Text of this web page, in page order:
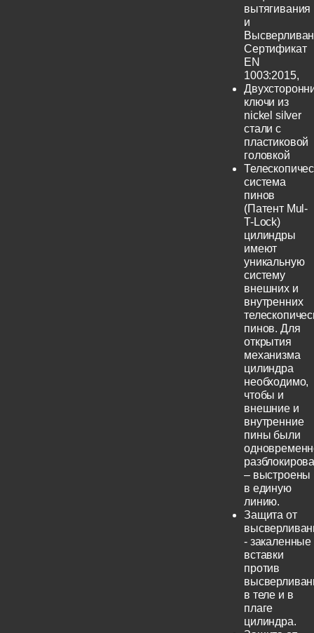
вытягивания
и
Сертификат
EN
1003:2015,
ключи из
nickel silver
стали с
пластиковой
головкой
система
пинов
(Патент Mul-
T-Lock)
цилиндры
имеют
уникальную
систему
внешних и
внутренних
пинов. Для
открытия
механизма
цилиндра
необходимо,
чтобы и
внешние и
внутренние
пины были
– выстроены
в единую
линию.
Защита от
- закаленные
вставки
против
в теле и в
плаге
цилиндра.